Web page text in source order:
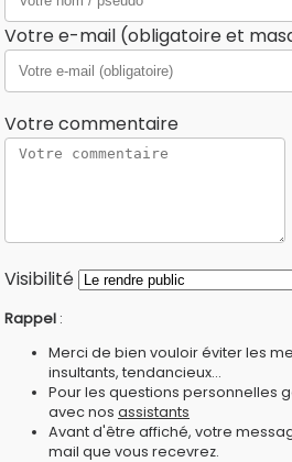
Votre e-mail (obligatoire et
Votre commentaire
Visibilité
Rappel :
Merci de bien vouloir éviter les
insultants, tendancieux...
Pour les questions personnelles
avec nos assistants
Avant d'être affiché, votre
mail que vous recevrez.